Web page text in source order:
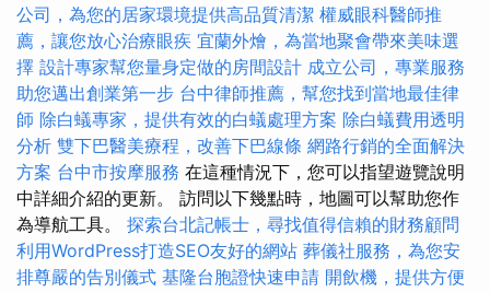
公司，為您的居家環境提供高品質清潔 權威眼科醫師推
薦，讓您放心治療眼疾 宜蘭外燴，為當地聚會帶來美味選
擇 設計專家幫您量身定做的房間設計 成立公司，專業服務
助您邁出創業第一步 台中律師推薦，幫您找到當地最佳律
師 除白蟻專家，提供有效的白蟻處理方案 除白蟻費用透明
分析 雙下巴醫美療程，改善下巴線條 網路行銷的全面解決
方案 台中市按摩服務 在這種情況下，您可以指望遊覽說明
中詳細介紹的更新。 訪問以下幾點時，地圖可以幫助您作
為導航工具。 探索台北記帳士，尋找值得信賴的財務顧問
利用WordPress打造SEO友好的網站 葬儀社服務，為您安
排尊嚴的告別儀式 基隆台胞證快速申請 開飲機，提供方便